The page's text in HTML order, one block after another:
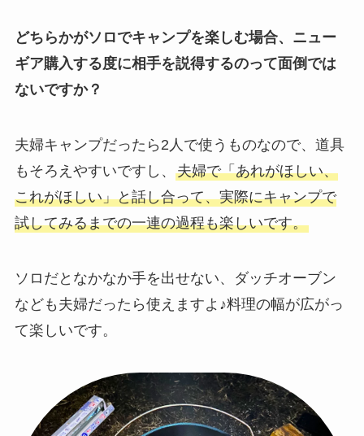
どちらかがソロでキャンプを楽しむ場合、ニュー
ギア購入する度に相手を説得するのって面倒では
ないですか？
夫婦キャンプだったら2人で使うものなので、道具
もそろえやすいですし、 夫婦で「あれがほしい、
これがほしい」と話し合って、実際にキャンプで
試してみるまでの一連の過程も楽しいです。
ソロだとなかなか手を出せない、ダッチオーブン
なども夫婦だったら使えますよ♪料理の幅が広がっ
て楽しいです。